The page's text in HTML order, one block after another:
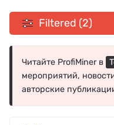
Filtered (2)
Читайте ProfiMiner в
мероприятий,
авторские